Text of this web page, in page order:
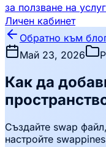
за ползване на
Личен кабинет
Обратно към
Май 23, 2026
Как да
Създайте swap
настройте